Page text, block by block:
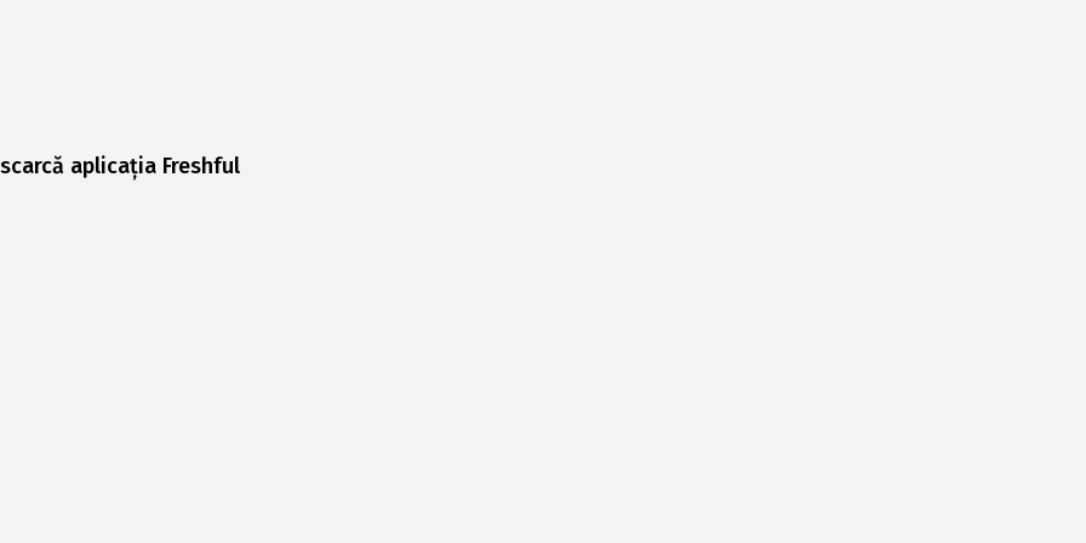
aplicația Freshful